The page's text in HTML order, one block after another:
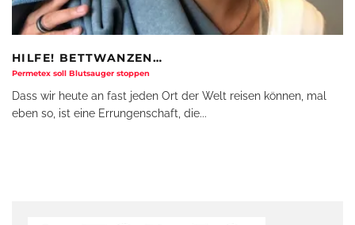
HILFE! BETTWANZEN…
Permetex soll Blutsauger stoppen
Dass wir heute an fast jeden Ort der Welt reisen können, mal
eben so, ist eine Errungenschaft, die...